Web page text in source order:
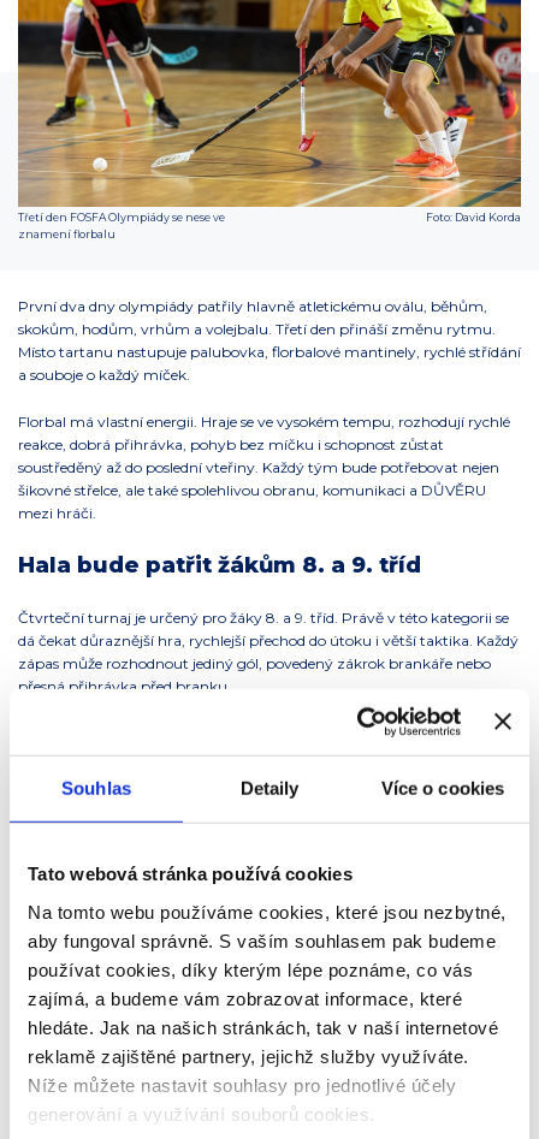
Souhlas Detaily Více o cookies
Tato webová stránka používá cookies
Na tomto webu používáme cookies, které jsou nezbytné,
aby fungoval správně. S vaším souhlasem pak budeme
používat cookies, díky kterým lépe poznáme, co vás
zajímá, a budeme vám zobrazovat informace, které
hledáte. Jak na našich stránkách, tak v naší internetové
reklamě zajištěné partnery, jejichž služby využíváte.
Níže můžete nastavit souhlasy pro jednotlivé účely
generování a využívání souborů cookies.
Třetí den FOSFA Olympiády se nese ve
znamení florbalu
Foto: David Korda
První dva dny olympiády patřily hlavně atletickému oválu, běhům,
skokům, hodům, vrhům a volejbalu. Třetí den přináší změnu rytmu.
Místo tartanu nastupuje palubovka, florbalové mantinely, rychlé střídání
a souboje o každý míček.
Florbal má vlastní energii. Hraje se ve vysokém tempu, rozhodují rychlé
reakce, dobrá přihrávka, pohyb bez míčku i schopnost zůstat
soustředěný až do poslední vteřiny. Každý tým bude potřebovat nejen
šikovné střelce, ale také spolehlivou obranu, komunikaci a DŮVĚRU
mezi hráči.
Hala bude patřit žákům 8. a 9. tříd
Čtvrteční turnaj je určený pro žáky 8. a 9. tříd. Právě v této kategorii se
dá čekat důraznější hra, rychlejší přechod do útoku i větší taktika. Každý
zápas může rozhodnout jediný gól, povedený zákrok brankáře nebo
přesná přihrávka před branku.
Vedle sportovního výkonu ale zůstává důležitá i atmosféra. Florbal
přirozeně prověřuje RESPEKT k soupeři, ÚCTU k rozhodčím,
DISCIPLÍNU při střídání i schopnost přijmout výsledek férově. Právě v
takových chvílích se ukazuje, že FAIR PLAY není jen heslo olympiády, ale
pravidlo, které má ve hře skutečný význam.
Dnešní den tak bude nejen o výsledcích, ale také o PŘÁTELSTVÍ mezi
hraje jeden za druhého. FOSFA Olympiáda tím znovu připomíná, že
školní sport má největší sílu tehdy, když spojuje výkon, radost ze hry a
férový přístup.
Další den, další emoce
Po úterním slunci a středečním dešti přichází třetí den s klidnějším
počasím, ale o to dynamičtějším programem uvnitř haly. FOSFA
Olympiáda břeclavských škol tak vstupuje do další části. Tentokrát